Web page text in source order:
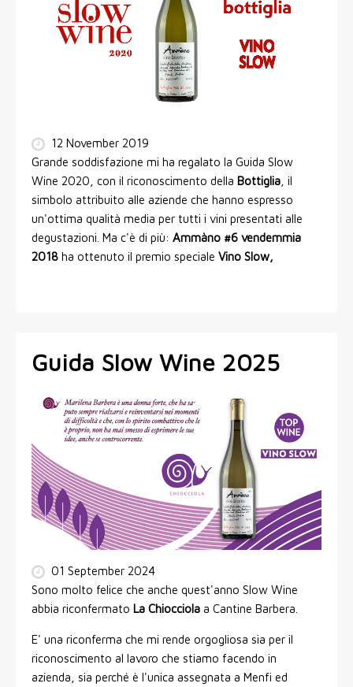
12 November 2019
Grande soddisfazione mi ha regalato la Guida Slow
Wine 2020, con il riconoscimento della Bottiglia , il
simbolo attribuito alle aziende che hanno espresso
un'ottima qualità media per tutti i vini presentati alle
degustazioni. Ma c'è di più: Ammàno #6 vendemmia
2018 ha ottenuto il premio speciale Vino Slow,
Guida Slow Wine 2025
01 September 2024
Sono molto felice che anche quest'anno Slow Wine
abbia riconfermato La Chiocciola a Cantine Barbera.
E' una riconferma che mi rende orgogliosa sia per il
riconoscimento al lavoro che stiamo facendo in
azienda, sia perché è l'unica assegnata a Menfi ed